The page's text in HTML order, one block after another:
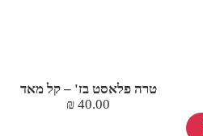
טרה פלאסט בז' – קל מאד
40.00
₪